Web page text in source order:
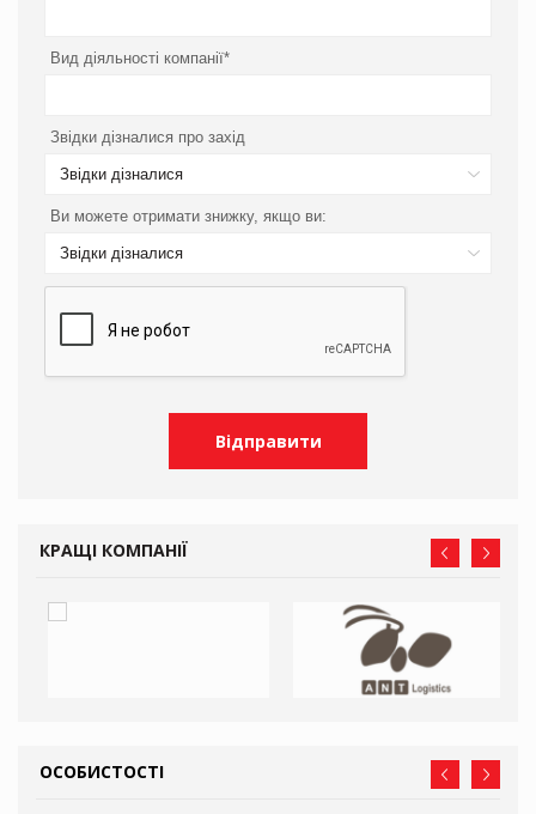
Вид діяльності компанії*
Звідки дізналися про захід
Звідки дізналися
Ви можете отримати знижку, якщо ви:
Звідки дізналися
КРАЩІ КОМПАНІЇ
ОСОБИСТОСТІ